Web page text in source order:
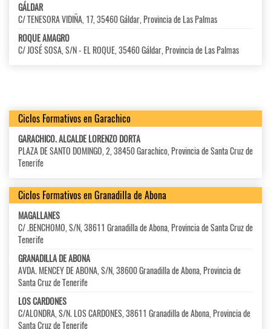
GÁLDAR
C/ TENESORA VIDIÑA, 17, 35460 Gáldar, Provincia de Las Palmas
ROQUE AMAGRO
C/ JOSÉ SOSA, S/N - EL ROQUE, 35460 Gáldar, Provincia de Las Palmas
Ciclos Formativos en Garachico
GARACHICO. ALCALDE LORENZO DORTA
PLAZA DE SANTO DOMINGO, 2, 38450 Garachico, Provincia de Santa Cruz de
Tenerife
Ciclos Formativos en Granadilla de Abona
MAGALLANES
C/ .BENCHOMO, S/N, 38611 Granadilla de Abona, Provincia de Santa Cruz de
Tenerife
GRANADILLA DE ABONA
AVDA. MENCEY DE ABONA, S/N, 38600 Granadilla de Abona, Provincia de
Santa Cruz de Tenerife
LOS CARDONES
C/ALONDRA, S/N. LOS CARDONES, 38611 Granadilla de Abona, Provincia de
Santa Cruz de Tenerife